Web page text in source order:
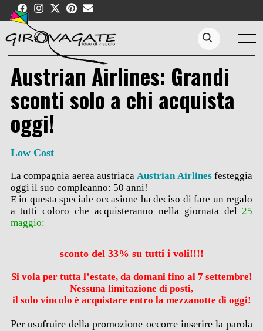
Skip
content
Menu
Search...
Austrian Airlines: Grandi
sconti solo a chi acquista
oggi!
Low Cost
La compagnia aerea austriacaAustrian Airlinesfesteggia
oggi il suo compleanno: 50 anni!
E in questa speciale occasione ha deciso di fare un regalo
a tutti coloro che acquisteranno nella giornata del25
maggio:
sconto del 33% su tutti i voli!!!!
Si vola per tutta l’estate, da domani fino al 7 settembre!
Nessuna limitazione di posti,
il solo vincolo è acquistare entro la mezzanotte di oggi!
Per usufruire della promozione occorre inserire la parola